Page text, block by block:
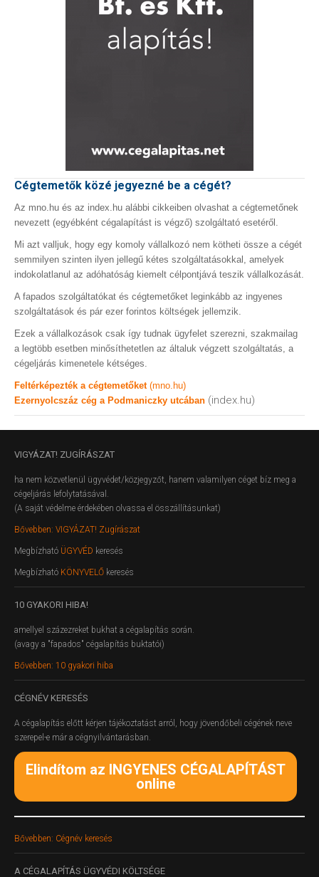
Cégtemetők közé jegyezné be a cégét?
Az mno.hu és az index.hu alábbi cikkeiben olvashat a cégtemetőnek
nevezett (egyébként cégalapítást is végző) szolgáltató esetéről.
Mi azt valljuk, hogy egy komoly vállalkozó nem kötheti össze a cégét
semmilyen szinten ilyen jellegű kétes szolgáltatásokkal, amelyek
indokolatlanul az adóhatóság kiemelt célpontjává teszik vállalkozását.
A fapados szolgáltatókat és cégtemetőket leginkább az ingyenes
szolgáltatások és pár ezer forintos költségek jellemzik.
Ezek a vállalkozások csak így tudnak ügyfelet szerezni, szakmailag
a legtöbb esetben minősíthetetlen az általuk végzett szolgáltatás, a
cégeljárás kimenetele kétséges.
Feltérképezték a cégtemetőket (mno.hu)
Ezernyolcszáz cég a Podmaniczky utcában (index.hu)
VIGYÁZAT! ZUGÍRÁSZAT
ha nem közvetlenül ügyvédet/közjegyzőt, hanem valamilyen céget bíz meg a
cégeljárás lefolytatásával.
(A saját védelme érdekében olvassa el összállításunkat)
Bővebben: VIGYÁZAT! Zugírászat
Megbízható ÜGYVÉD keresés
Megbízható KÖNYVELŐ keresés
10 GYAKORI HIBA!
amellyel százezreket bukhat a cégalapítás során.
(avagy a "fapados" cégalapítás buktatói)
Bővebben: 10 gyakori hiba
CÉGNÉV KERESÉS
A cégalapítás előtt kérjen tájékoztatást arról, hogy jövendőbeli cégének neve
szerepel-e már a cégnyilvántarásban.
Elindítom az INGYENES CÉGALAPÍTÁST
online
Bővebben: Cégnév keresés
A CÉGALAPÍTÁS ÜGYVÉDI KÖLTSÉGE